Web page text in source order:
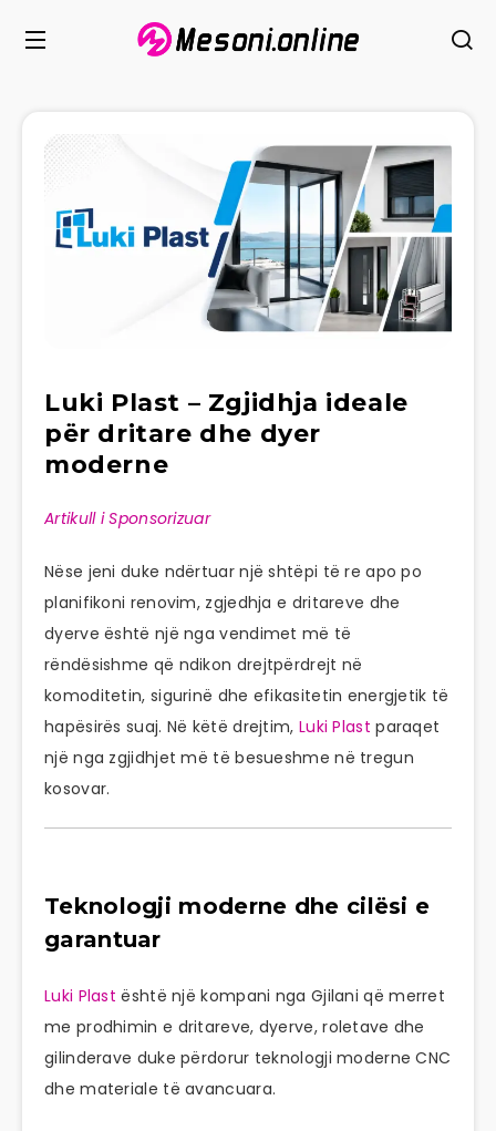
Luki Plast – Zgjidhja ideale
për dritare dhe dyer
moderne
Artikull i Sponsorizuar
Nëse jeni duke ndërtuar një shtëpi të re apo po
planifikoni renovim, zgjedhja e dritareve dhe
dyerve është një nga vendimet më të
rëndësishme që ndikon drejtpërdrejt në
komoditetin, sigurinë dhe efikasitetin energjetik të
hapësirës suaj. Në këtë drejtim, Luki Plast paraqet
një nga zgjidhjet më të besueshme në tregun
kosovar.
Teknologji moderne dhe cilësi e
garantuar
Luki Plast është një kompani nga Gjilani që merret
me prodhimin e dritareve, dyerve, roletave dhe
gilinderave duke përdorur teknologji moderne CNC
dhe materiale të avancuara.